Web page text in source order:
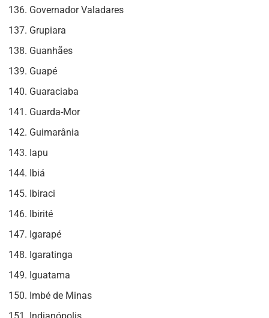
Governador Valadares
Grupiara
Guanhães
Guapé
Guaraciaba
Guarda-Mor
Guimarânia
Iapu
Ibiá
Ibiraci
Ibirité
Igarapé
Igaratinga
Iguatama
Imbé de Minas